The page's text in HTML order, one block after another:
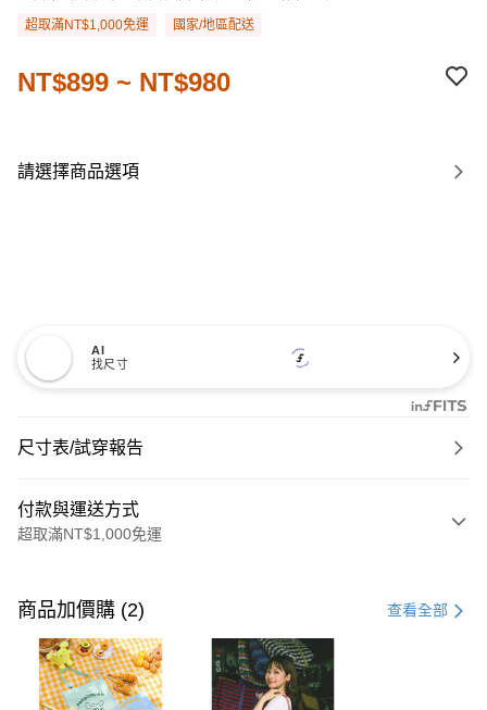
超取滿NT$1,000免運 國家/地區配送
NT$899 ~ NT$980
請選擇商品選項
AI
找尺寸
尺寸表/試穿報告
付款與運送方式
超取滿NT$1,000免運
信用卡一次付款
購物金
超商取貨付款
商品加價購 (2) 查看全部